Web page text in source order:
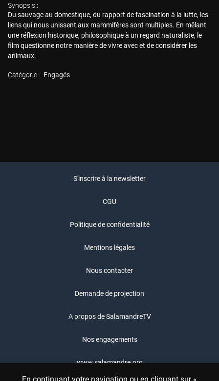
Synopsis :
Du sauvage au domestique, du rapport de fascination à la lutte, les
liens qui nous unissent aux mammifères sont multiples. En mêlant
une réflexion historique, philosophique à un regard naturaliste, le
film questionne notre manière de vivre avec et de considérer les
animaux.
Catégorie : Engagés
S'inscrire à la newsletter
CGU
Politique de confidentialité
Mentions légales
Nous contacter
Demande de projection
A propos de SalamandreTV
Nos engagements
www.salamandre.org